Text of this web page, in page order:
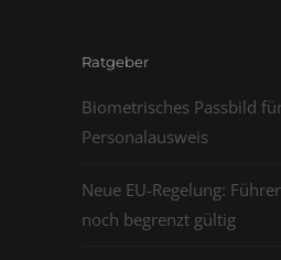
Ratgeber
Biometrisches Passbild
Personalausweis
Neue EU-Regelung:
noch begrenzt gültig